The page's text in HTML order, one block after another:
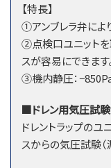
【特長】
①アンブレラ弁によ
②点検口ユニットを
スが容易にできます
③機内静圧：
■ドレン用気圧試
ドレントラップのユ
スからの気圧試験（